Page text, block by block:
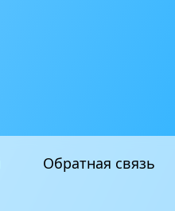
Обратная связь